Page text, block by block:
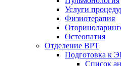
Услуги
Физиотерапия
Остеопатия
Отделение ВРТ
Подготовка к
Список